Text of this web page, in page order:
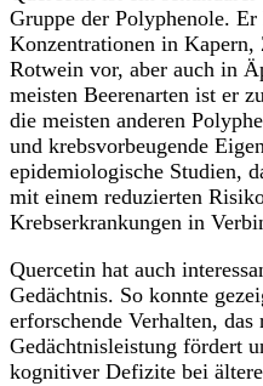
Gruppe der Polyphenole.
Konzentrationen in Kapern,
Rotwein vor, aber auch in
meisten Beerenarten ist er
die meisten anderen
und krebsvorbeugende
epidemiologische Studien,
mit einem reduzierten
Krebserkrankungen in
Quercetin hat auch
Gedächtnis. So konnte
erforschende Verhalten,
Gedächtnisleistung fördert
kognitiver Defizite bei